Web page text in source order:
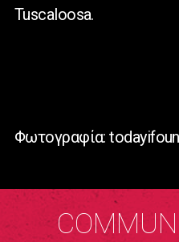
Tuscaloosa.
Φωτογραφία: